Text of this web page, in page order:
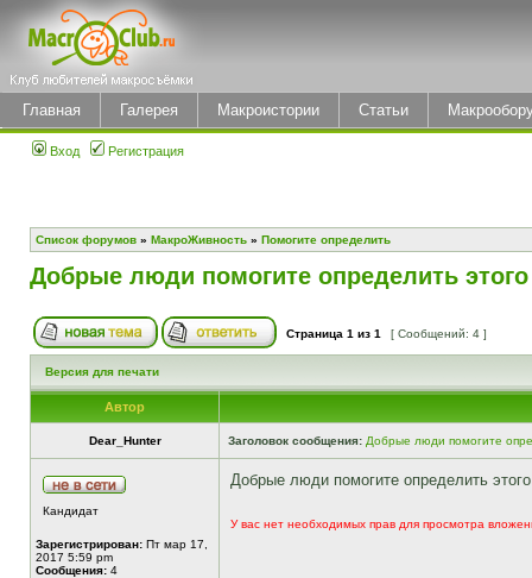
Главная Галерея Макроистории Статьи
Вход Регистрация
Список форумов » МакроЖивность » Помогите определить
Добрые люди помогите определить этого
Страница 1 из 1 [ Сообщений: 4 ]
Версия для печати
Автор
Dear_Hunter Заголовок сообщения: Добрые люди помогите
Кандидат
Зарегистрирован: Пт мар 17,
2017 5:59 pm
Сообщения: 4
Добрые люди помогите определить
У вас нет необходимых прав для просмотра